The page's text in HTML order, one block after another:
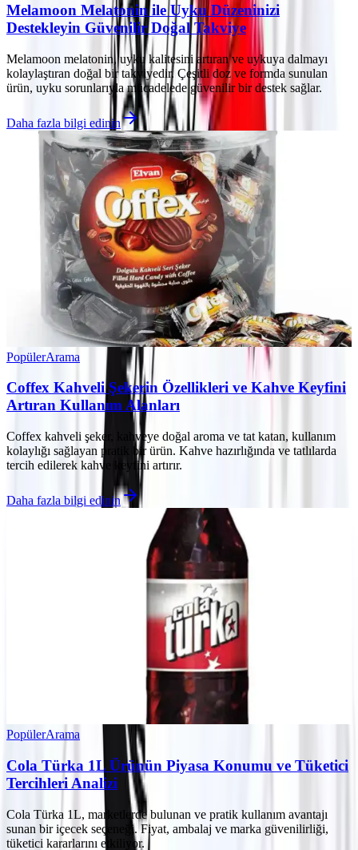
Melamoon Melatonin ile Uyku Düzeninizi
Destekleyin Güvenilir Doğal Takviye
Melamoon melatonin, uyku kalitesini artıran ve uykuya dalmayı
kolaylaştıran doğal bir takviyedir. Çeşitli doz ve formda sunulan
ürün, uyku sorunlarıyla mücadelede güvenilir bir destek sağlar.
Daha fazla bilgi edinin
PopülerArama
Coffex Kahveli Şekerin Özellikleri ve Kahve Keyfini
Artıran Kullanım Alanları
Coffex kahveli şeker, kahveye doğal aroma ve tat katan, kullanım
kolaylığı sağlayan pratik bir ürün. Kahve hazırlığında ve tatlılarda
tercih edilerek kahve keyfini artırır.
Daha fazla bilgi edinin
PopülerArama
Cola Türka 1L Ürünün Piyasa Konumu ve Tüketici
Tercihleri Analizi
Cola Türka 1L, marketlerde bulunan ve pratik kullanım avantajı
sunan bir içecek seçeneği. Fiyat, ambalaj ve marka güvenilirliği,
tüketici kararlarını etkiliyor.